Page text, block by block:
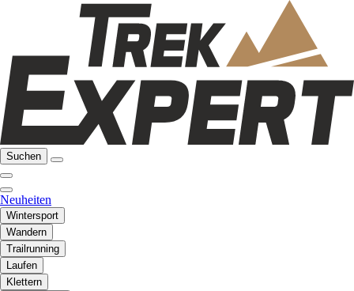
Suchen
Neuheiten
Wintersport
Wandern
Trailrunning
Laufen
Klettern